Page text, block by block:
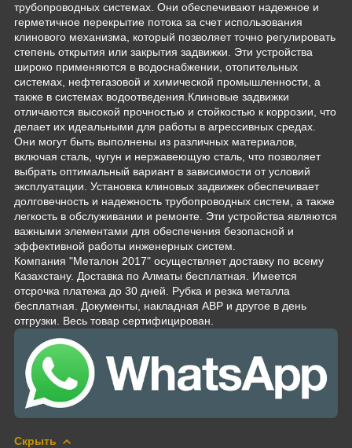
трубопроводных системах. Они обеспечивают надежное и
герметичное перекрытие потока за счет использования
клинового механизма, который позволяет точно регулировать
степень открытия или закрытия задвижки. Эти устройства
широко применяются в водоснабжении, отопительных
системах, нефтегазовой и химической промышленности, а
также в системах водоотведения.Клиновые задвижки
отличаются высокой прочностью и стойкостью к коррозии, что
делает их идеальными для работы в агрессивных средах.
Они могут быть выполнены из различных материалов,
включая сталь, чугун и нержавеющую сталь, что позволяет
выбрать оптимальный вариант в зависимости от условий
эксплуатации. Установка клиновых задвижек обеспечивает
долговечность и надежность трубопроводных систем, а также
легкость в обслуживании и ремонте. Эти устройства являются
важными элементами для обеспечения безопасной и
эффективной работы инженерных систем.
Компания "Металон 2017" осуществляет доставку по всему
Казахстану. Доставка по Алматы бесплатная. Имеется
отсрочка платежа до 30 дней. Рубка и резка металла
бесплатная. Документы, накладная АВР и другое в день
отгрузки. Весь товар сертифицирован.
Скрыть